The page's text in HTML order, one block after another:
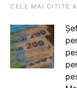
CELE MAI CITITE